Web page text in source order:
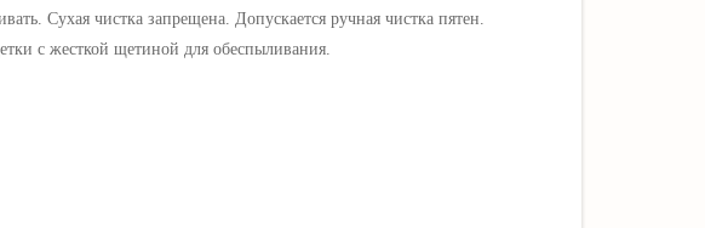
Сухая чистка запрещена. Допускается ручная чистка пятен.
с жесткой щетиной для обеспыливания.